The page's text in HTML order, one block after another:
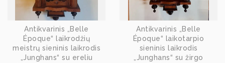
Antikvarinis „Belle
Époque“ laikrodžių
meistrų sieninis laikrodis
„Junghans“ su ereliu
Antikvarinis „Belle
Époque“ laikotarpio
sieninis laikrodis
„Junghans“ su žirgo